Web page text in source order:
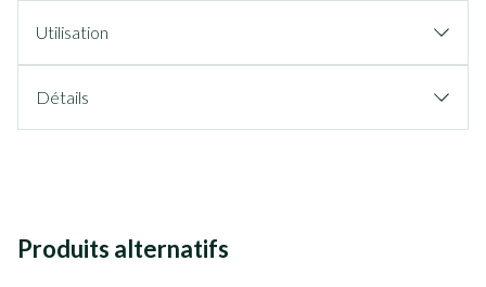
Utilisation
Détails
Produits alternatifs